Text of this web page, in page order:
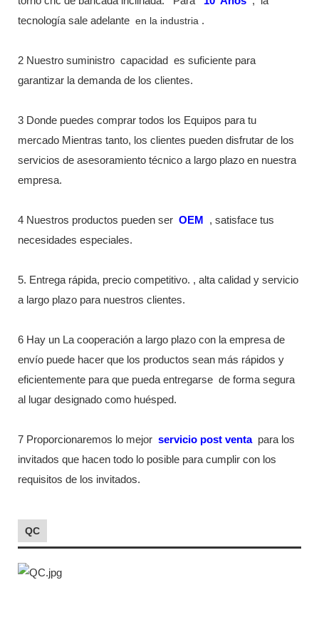
tecnología sale adelante en la industria .
2 Nuestro suministro capacidad
es suficiente para
garantizar la demanda de los clientes.
3 Donde puedes comprar todos los Equipos para tu
mercado Mientras tanto, los clientes pueden disfrutar de los
servicios de asesoramiento técnico a largo plazo en nuestra
empresa.
4 Nuestros productos pueden ser OEM
, satisface tus
necesidades especiales.
5. Entrega rápida, precio competitivo. , alta calidad y servicio
a largo plazo para nuestros clientes.
6 Hay un La cooperación a largo plazo con la empresa de
envío puede hacer que los productos sean más rápidos y
eficientemente para que pueda entregarse de forma segura
al lugar designado como huésped.
7 Proporcionaremos lo mejor servicio post venta para los
invitados que hacen todo lo posible para cumplir con los
requisitos de los invitados.
QC